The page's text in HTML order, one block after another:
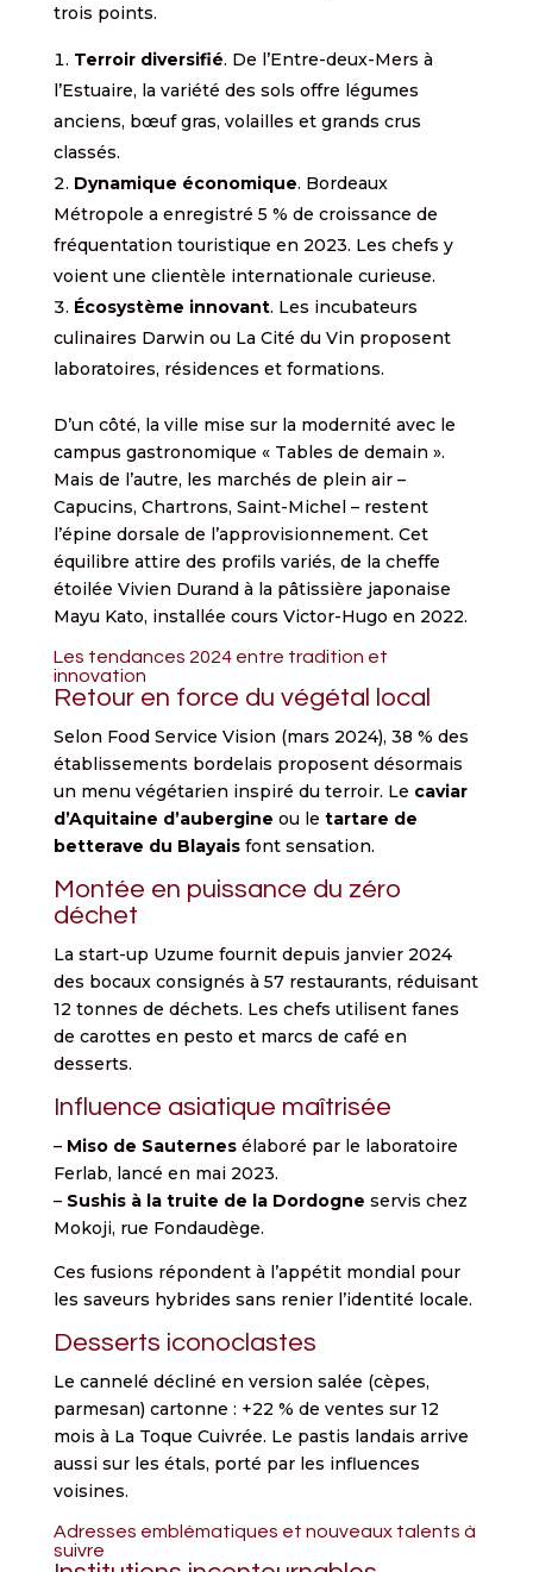
trois points.
Terroir diversifié. De l’Entre-deux-Mers à
l’Estuaire, la variété des sols offre légumes
anciens, bœuf gras, volailles et grands crus
classés.
Dynamique économique. Bordeaux
Métropole a enregistré 5 % de croissance de
fréquentation touristique en 2023. Les chefs y
voient une clientèle internationale curieuse.
Écosystème innovant. Les incubateurs
culinaires Darwin ou La Cité du Vin proposent
laboratoires, résidences et formations.
D’un côté, la ville mise sur la modernité avec le
campus gastronomique « Tables de demain ».
Mais de l’autre, les marchés de plein air –
Capucins, Chartrons, Saint-Michel – restent
l’épine dorsale de l’approvisionnement. Cet
équilibre attire des profils variés, de la cheffe
étoilée Vivien Durand à la pâtissière japonaise
Mayu Kato, installée cours Victor-Hugo en 2022.
Les tendances 2024 entre tradition et
innovation
Retour en force du végétal local
Selon Food Service Vision (mars 2024), 38 % des
établissements bordelais proposent désormais
un menu végétarien inspiré du terroir. Le caviar
d’Aquitaine d’aubergine ou le tartare de
betterave du Blayaisfont sensation.
Montée en puissance du zéro
déchet
La start-up Uzume fournit depuis janvier 2024
des bocaux consignés à 57 restaurants, réduisant
12 tonnes de déchets. Les chefs utilisent fanes
de carottes en pesto et marcs de café en
desserts.
Influence asiatique maîtrisée
– Miso de Sauternesélaboré par le laboratoire
Ferlab, lancé en mai 2023.
– Sushis à la truite de la Dordogne servis chez
Mokoji, rue Fondaudège.
Ces fusions répondent à l’appétit mondial pour
les saveurs hybrides sans renier l’identité locale.
Desserts iconoclastes
Le cannelé décliné en version salée (cèpes,
parmesan) cartonne : +22 % de ventes sur 12
mois à La Toque Cuivrée. Le pastis landais arrive
aussi sur les étals, porté par les influences
voisines.
Adresses emblématiques et nouveaux talents à
suivre